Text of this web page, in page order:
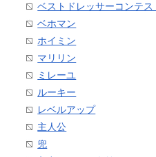
ベストドレッサーコンテス
ベホマン
ホイミン
マリリン
ミレーユ
ルーキー
レベルアップ
主人公
兜